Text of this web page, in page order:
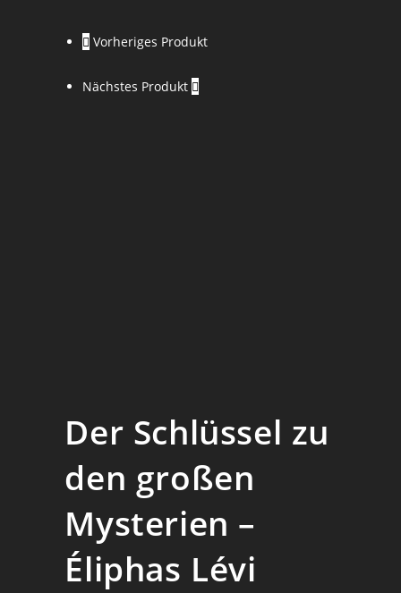
Vorheriges Produkt
Nächstes Produkt
Der Schlüssel zu
den großen
Mysterien –
Éliphas Lévi